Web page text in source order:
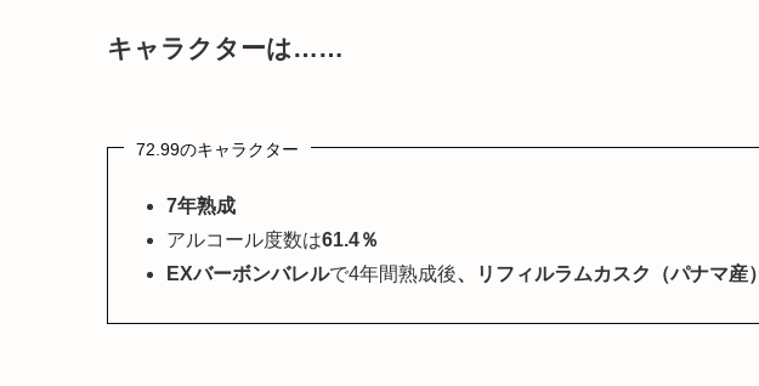
キャラクターは……
72.99のキャラクター
7年熟成
アルコール度数は61.4％
EXバーボンバレルで4年間熟成後、リフィルラムカスク（パナマ産）